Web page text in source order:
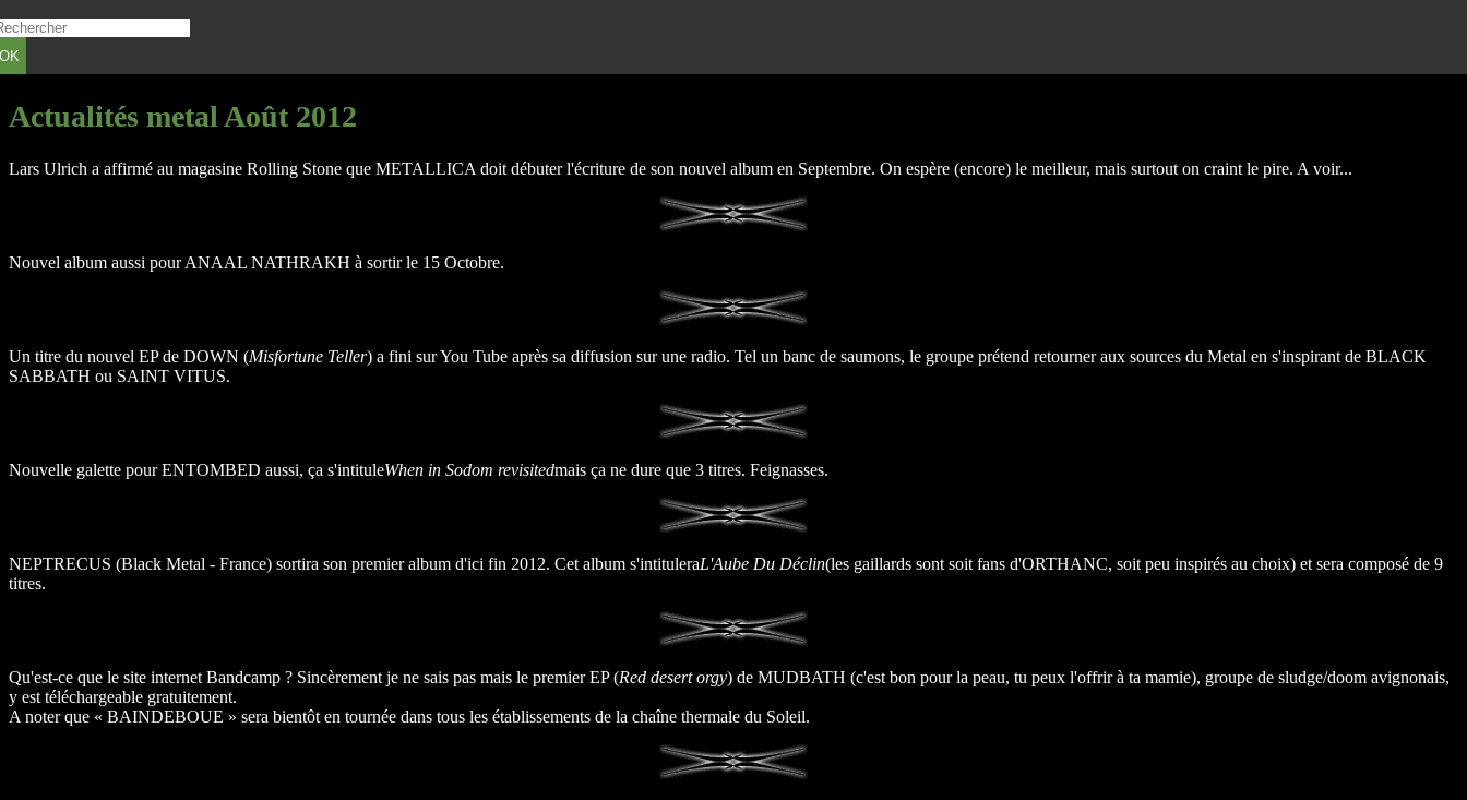
OK
Actualités metal Août 2012
Lars Ulrich a affirmé au magasine Rolling Stone que METALLICA doit débuter l'écriture de son nouvel album en Septembre. On espère (encore) le meilleur, mais surtout on craint le pire. A voir...
Nouvel album aussi pour ANAAL NATHRAKH à sortir le 15 Octobre.
Un titre du nouvel EP de DOWN (Misfortune Teller) a fini sur You Tube après sa diffusion sur une radio. Tel un banc de saumons, le groupe prétend retourner aux sources du Metal en s'inspirant de BLACK
SABBATH ou SAINT VITUS.
Nouvelle galette pour ENTOMBED aussi, ça s'intituleWhen in Sodom revisitedmais ça ne dure que 3 titres. Feignasses.
NEPTRECUS (Black Metal - France) sortira son premier album d'ici fin 2012. Cet album s'intituleraL'Aube Du Déclin(les gaillards sont soit fans d'ORTHANC, soit peu inspirés au choix) et sera composé de 9
titres.
Qu'est-ce que le site internet Bandcamp ? Sincèrement je ne sais pas mais le premier EP (Red desert orgy) de MUDBATH (c'est bon pour la peau, tu peux l'offrir à ta mamie), groupe de sludge/doom avignonais,
y est téléchargeable gratuitement.
A noter que « BAINDEBOUE » sera bientôt en tournée dans tous les établissements de la chaîne thermale du Soleil.